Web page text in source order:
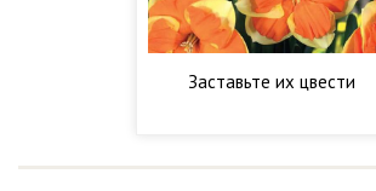
Заставьте их цвести